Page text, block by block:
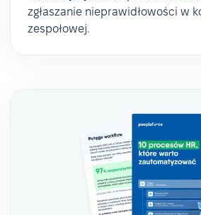
zgłaszanie nieprawidłowości w
zespołowej.